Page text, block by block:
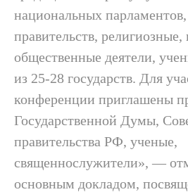
национальных
правительств,
общественные деятели,
из 25-28 государств. Для
конференции приглашены
Государственной Думы,
правительства РФ, ученые,
священнослужители», —
основным докладом,